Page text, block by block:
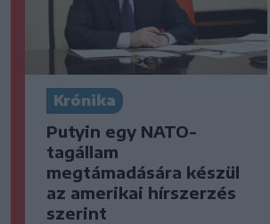
Krónika
Putyin egy NATO-
tagállam
megtámadására készül
az amerikai hírszerzés
szerint